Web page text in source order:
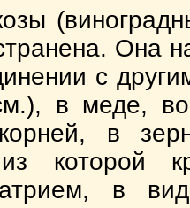
Она
с
в меде,
в
которой
в